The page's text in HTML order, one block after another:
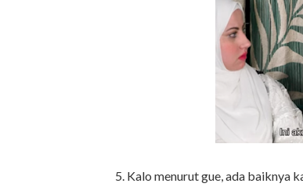
5. Kalo menurut gue, ada baiknya